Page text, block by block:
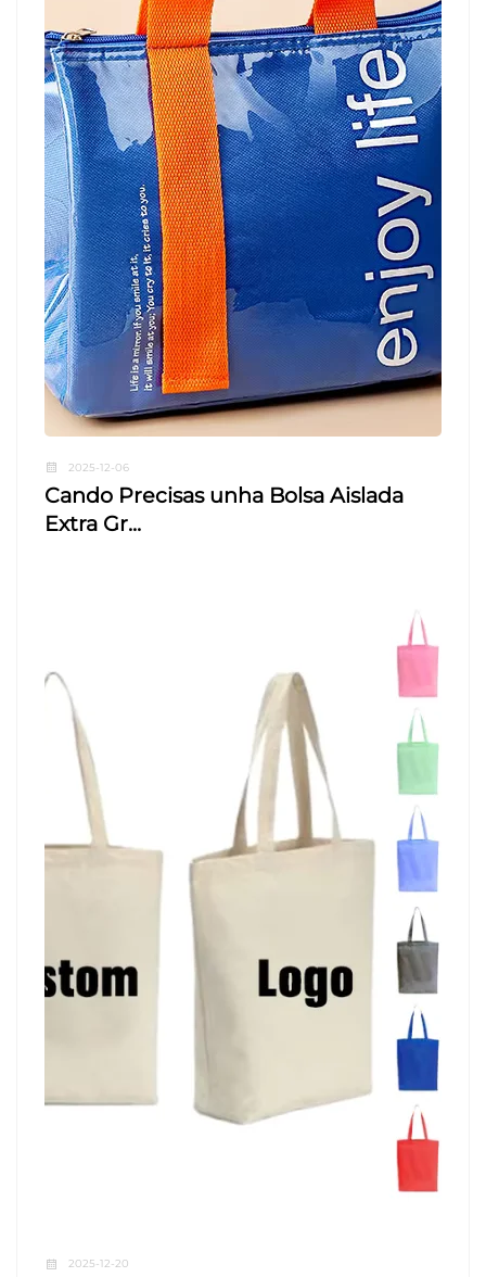
2025-12-06
Cando Precisas unha Bolsa Aislada
Extra Gr...
2025-12-20